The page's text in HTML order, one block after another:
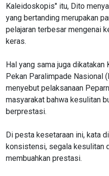
Kaleidoskopis" itu, Dito
yang bertanding merupakan
pelajaran terbesar mengenai
keras.
Hal yang sama juga dikatakan
Pekan Paralimpade Nasional
menyebut pelaksanaan
masyarakat bahwa kesulitan
berprestasi.
Di pesta kesetaraan ini, kata
konsistensi, segala kesulitan
membuahkan prestasi.